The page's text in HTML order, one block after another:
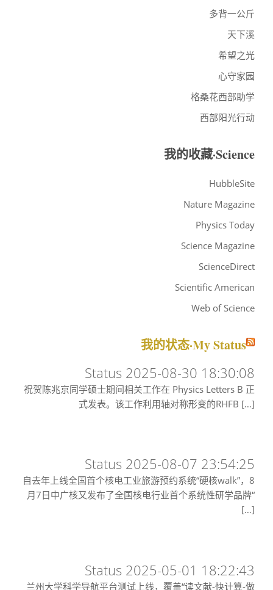
多背一公斤
天下溪
希望之光
心守家园
格桑花西部助学
西部阳光行动
我的收藏·Science
HubbleSite
Nature Magazine
Physics Today
Science Magazine
ScienceDirect
Scientific American
Web of Science
我的状态·My Status
Status 2025-08-30 18:30:08
祝贺陈兆京同学硕士期间相关工作在 Physics Letters B 正
式发表。该工作利用轴对称形变的RHFB […]
Status 2025-08-07 23:54:25
自去年上线全国首个核电工业旅游预约系统“硬核walk”，8
月7日中广核又发布了全国核电行业首个系统性研学品牌“
[…]
Status 2025-05-01 18:22:43
兰州大学科学导航平台测试上线，覆盖“读文献-快计算-做